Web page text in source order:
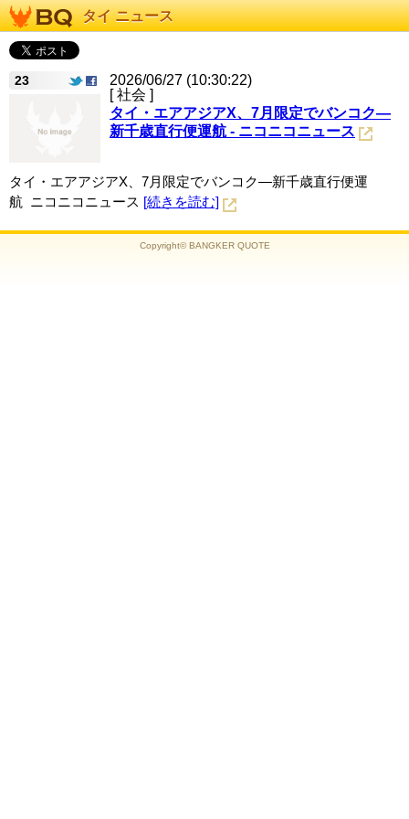
タイ ニュース
23
2026/06/27 (10:30:22)
[ 社会 ]
タイ・エアアジアX、7月限定でバンコク―
新千歳直行便運航 - ニコニコニュース
タイ・エアアジアX、7月限定でバンコク―新千歳直行便運
航 ニコニコニュース [続きを読む]
Copyright© BANGKER QUOTE